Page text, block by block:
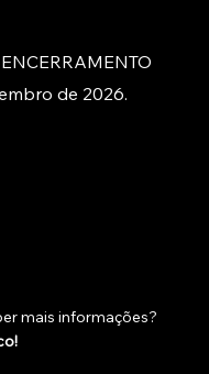
de 2026.
mais informações?